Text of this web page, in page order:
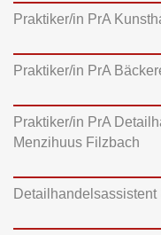
Praktiker/in PrA
Praktiker/in PrA
Praktiker/in PrA
Menzihuus Filzbach